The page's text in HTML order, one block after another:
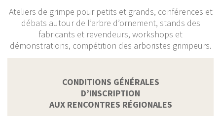
Ateliers de grimpe pour petits et grands, conférences et
débats autour de l’arbre d’ornement, stands des
fabricants et revendeurs, workshops et
démonstrations, compétition des arboristes grimpeurs.
CONDITIONS GÉNÉRALES
D’INSCRIPTION
AUX RENCONTRES RÉGIONALES